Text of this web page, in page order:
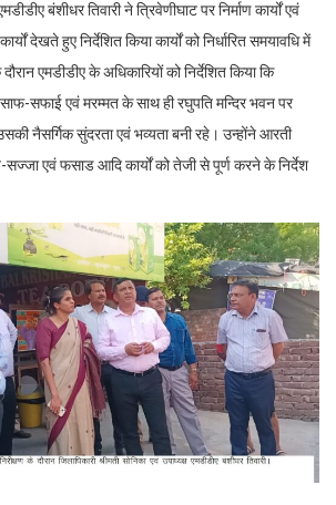
बंशीधर तिवारी ने त्रिवेणीघाट पर निर्माण कार्यों एवं
देखते हुए निर्देशित किया कार्यों को निर्धारित समयावधि में
एमडीडीए के अधिकारियों को निर्देशित किया कि
सफाई एवं मरम्मत के साथ ही रघुपति मन्दिर भवन पर
नैसर्गिक सुंदरता एवं भव्यता बनी रहे। उन्होंने आरती
एवं फसाड आदि कार्यों को तेजी से पूर्ण करने के निर्देश